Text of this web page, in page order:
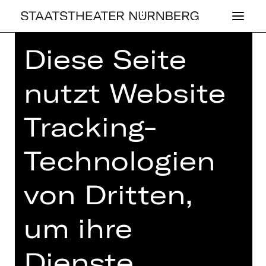
Home> Haus>Künstler*innen
Stephanie Leue
SCHAUSPIEL
STE­PHA­NIE LEUE
Diese Seite
nutzt Website
Tracking-
Technologien
von Dritten,
um ihre